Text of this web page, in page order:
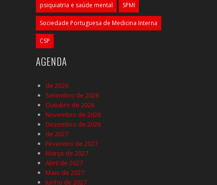
psiquiatria e saúde mental SPMI
Sociedade Portuguesa de Medicina Interna
CSP
AGENDA
de 2026
Setembro de 2026
Outubro de 2026
Novembro de 2026
Dezembro de 2026
de 2027
Fevereiro de 2027
Março de 2027
Abril de 2027
Maio de 2027
Junho de 2027